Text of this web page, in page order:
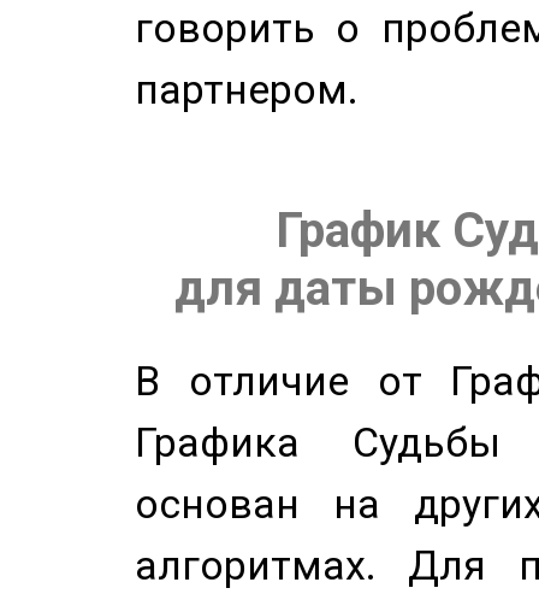
говорить о
партнером.
График
для даты
В отличие от
Графика
основан на
алгоритмах. Для